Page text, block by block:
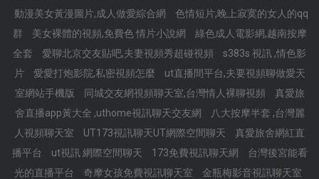
動漫美女黃漫圖片,成人做愛綜合網
色情短片,晚上寂寞的女人的qq
群
美女裸體的視頻,免費色 情片小說網
綠色成人電影網,越南按摩
全套
愛聊北京交友貼吧,夫妻視頻秀超碰視頻
s383s 視訊 ,情色影
片
愛愛打炮影院,私密視頻怎麼
ut直播間平台,夫要視頻聊做愛天
室網站手機版
同城交友網視頻聊天室,台灣情人裸聊視頻
真愛旅
舍直播app黃大全 ,uthome視訊聊天交友網
八大按摩半套 ,台灣麗
人視頻聊天室
UT173視訊聊天UT網際空間聊天
真愛旅舍網紅直
播平台
ut視訊 網際空間聊天 173免費視訊聊天網
台灣後宮能看
光的直播平台
奇摩女孩免費視訊聊天室
金瓶梅影音視訊聊天室